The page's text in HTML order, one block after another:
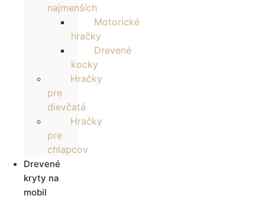
najmenších
Motorické
hračky
Drevené
kocky
Hračky
pre
dievčatá
Hračky
pre
chlapcov
Drevené
kryty na
mobil